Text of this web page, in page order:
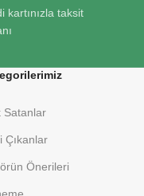
kartınızla taksit
Satanlar
Çıkanlar
Önerileri